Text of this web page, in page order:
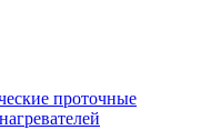
проточные